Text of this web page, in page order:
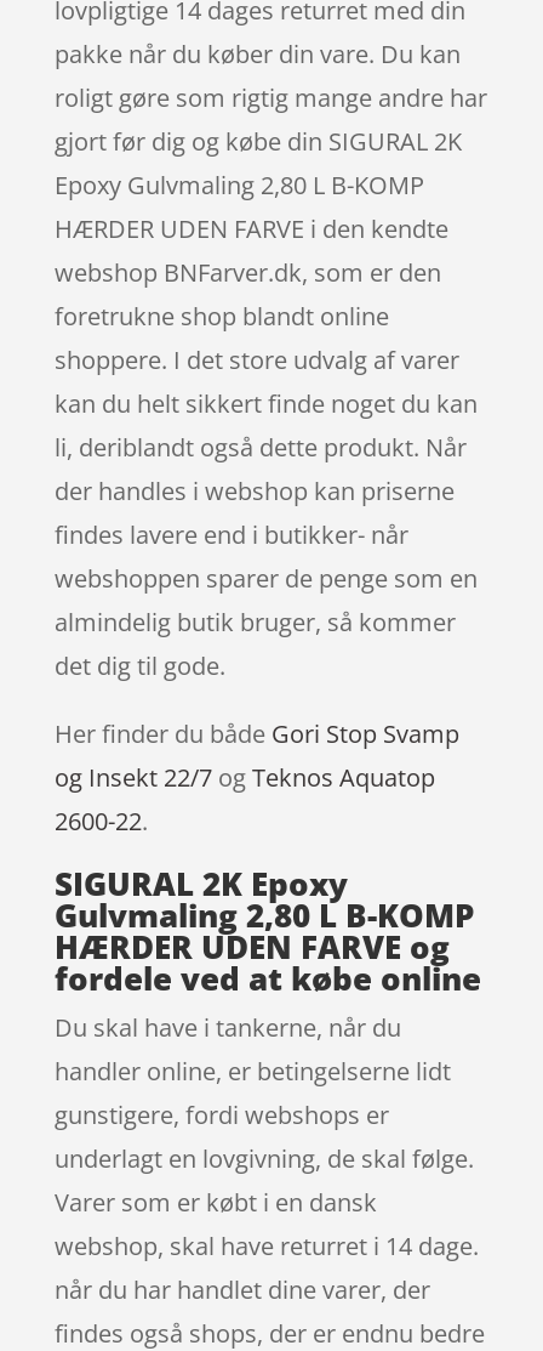
lovpligtige 14 dages returret med din
pakke når du køber din vare. Du kan
roligt gøre som rigtig mange andre har
gjort før dig og købe din SIGURAL 2K
Epoxy Gulvmaling 2,80 L B-KOMP
HÆRDER UDEN FARVE i den kendte
webshop BNFarver.dk, som er den
foretrukne shop blandt online
shoppere. I det store udvalg af varer
kan du helt sikkert finde noget du kan
li, deriblandt også dette produkt. Når
der handles i webshop kan priserne
findes lavere end i butikker- når
webshoppen sparer de penge som en
almindelig butik bruger, så kommer
det dig til gode.
Her finder du både Gori Stop Svamp
og Insekt 22/7ogTeknos Aquatop
2600-22.
SIGURAL 2K Epoxy
Gulvmaling 2,80 L B-KOMP
HÆRDER UDEN FARVE og
fordele ved at købe online
Du skal have i tankerne, når du
handler online, er betingelserne lidt
gunstigere, fordi webshops er
underlagt en lovgivning, de skal følge.
Varer som er købt i en dansk
webshop, skal have returret i 14 dage.
når du har handlet dine varer, der
findes også shops, der er endnu bedre